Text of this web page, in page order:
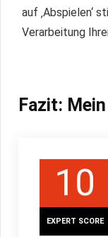
auf ‚Abspielen‘
Verarbeitung
Fazit:
10
EXPERT SCORE